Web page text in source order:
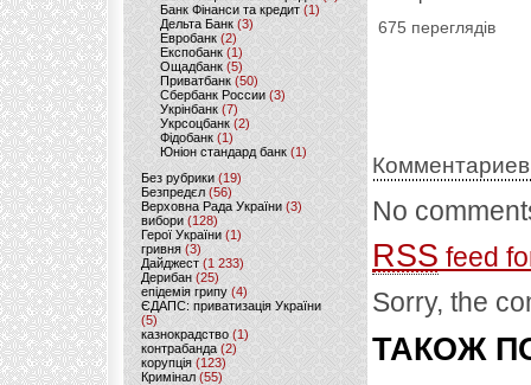
Банк Фінанси та кредит (1)
Дельта Банк (3)
Евробанк(2)
Експобанк (1)
Ощадбанк(5)
Приватбанк (50)
Сбербанк России (3)
Укрінбанк(7)
Укрсоцбанк (2)
Фідобанк (1)
Юніон стандард банк(1)
Без рубрики (19)
Безпредєл(56)
Верховна Рада України (3)
вибори(128)
Герої України(1)
гривня (3)
Дайджест (1 233)
Дерибан (25)
епідемія грипу (4)
ЄДАПС: приватизація України
(5)
казнокрадство (1)
контрабанда (2)
корупція (123)
Кримінал (55)
675 переглядів
No
RSS feed
Sorry, the
ТАКОЖ